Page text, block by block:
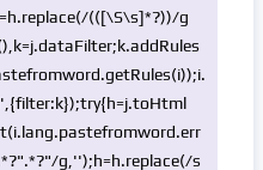
(([\S\s]*?))/g
,{filter:k});try{h=j.toHtml
".*?"/g, '');h=h.replace(/s